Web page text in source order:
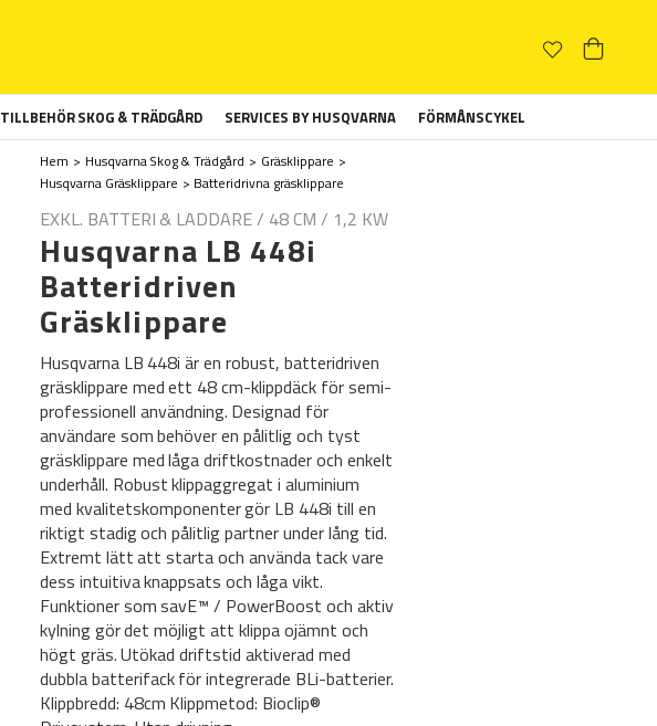
TILLBEHÖR SKOG & TRÄDGÅRD SERVICES BY HUSQVARNA FÖRMÅNSCYKEL
Hem Husqvarna Skog & Trädgård
Gräsklippare
Husqvarna Gräsklippare
Batteridrivna gräsklippare
EXKL. BATTERI & LADDARE / 48 CM / 1,2 KW
Husqvarna LB 448i
Batteridriven
Gräsklippare
Husqvarna LB 448i är en robust, batteridriven
gräsklippare med ett 48 cm-klippdäck för semi-
professionell användning. Designad för
användare som behöver en pålitlig och tyst
gräsklippare med låga driftkostnader och enkelt
underhåll. Robust klippaggregat i aluminium
med kvalitetskomponenter gör LB 448i till en
riktigt stadig och pålitlig partner under lång tid.
Extremt lätt att starta och använda tack vare
dess intuitiva knappsats och låga vikt.
Funktioner som savE™ / PowerBoost och aktiv
kylning gör det möjligt att klippa ojämnt och
högt gräs. Utökad driftstid aktiverad med
dubbla batterifack för integrerade BLi-batterier.
Klippbredd: 48cm Klippmetod: Bioclip®